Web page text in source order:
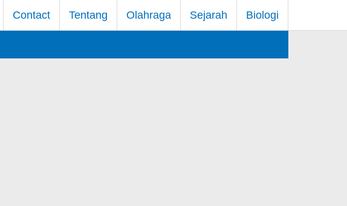
Contact Tentang Olahraga Sejarah Biologi